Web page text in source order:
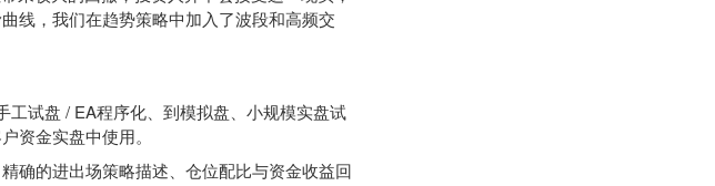
线，我们在趋势策略中加入了波段和高频交
试盘 / EA程序化、到模拟盘、小规模实盘试
资金实盘中使用。
的进出场策略描述、仓位配比与资金收益回